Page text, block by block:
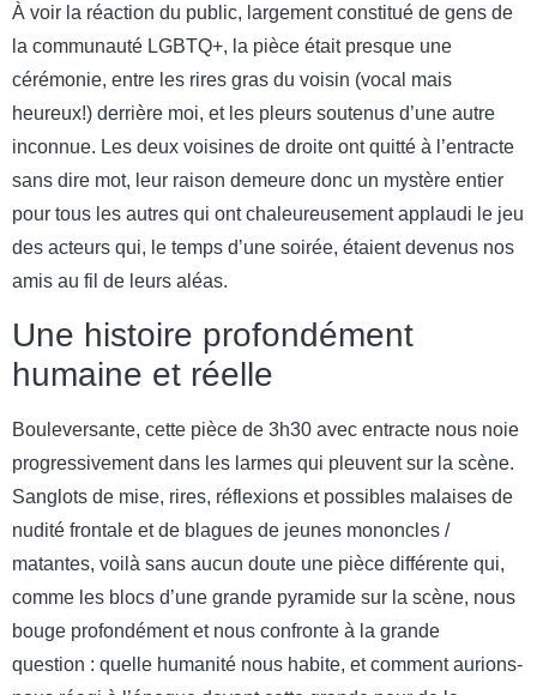
À voir la réaction du public, largement constitué de gens de
la communauté LGBTQ+, la pièce était presque une
cérémonie, entre les rires gras du voisin (vocal mais
heureux!) derrière moi, et les pleurs soutenus d’une autre
inconnue. Les deux voisines de droite ont quitté à l’entracte
sans dire mot, leur raison demeure donc un mystère entier
pour tous les autres qui ont chaleureusement applaudi le jeu
des acteurs qui, le temps d’une soirée, étaient devenus nos
amis au fil de leurs aléas.
Une histoire profondément
humaine et réelle
Bouleversante, cette pièce de 3h30 avec entracte nous noie
progressivement dans les larmes qui pleuvent sur la scène.
Sanglots de mise, rires, réflexions et possibles malaises de
nudité frontale et de blagues de jeunes mononcles /
matantes, voilà sans aucun doute une pièce différente qui,
comme les blocs d’une grande pyramide sur la scène, nous
bouge profondément et nous confronte à la grande
question : quelle humanité nous habite, et comment aurions-